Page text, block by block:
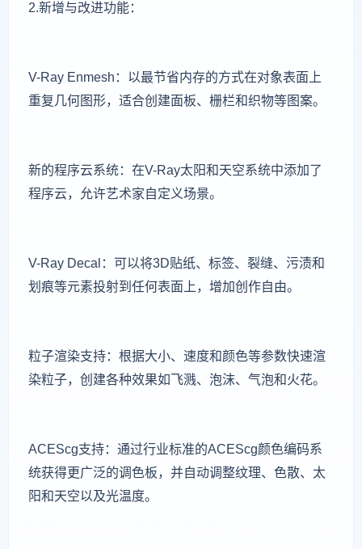
2.新增与改进功能：
V-Ray Enmesh：以最节省内存的方式在对象表面上
重复几何图形，适合创建面板、栅栏和织物等图案。
新的程序云系统：在V-Ray太阳和天空系统中添加了
程序云，允许艺术家自定义场景。
V-Ray Decal：可以将3D贴纸、标签、裂缝、污渍和
划痕等元素投射到任何表面上，增加创作自由。
粒子渲染支持：根据大小、速度和颜色等参数快速渲
染粒子，创建各种效果如飞溅、泡沫、气泡和火花。
ACEScg支持：通过行业标准的ACEScg颜色编码系
统获得更广泛的调色板，并自动调整纹理、色散、太
阳和天空以及光温度。